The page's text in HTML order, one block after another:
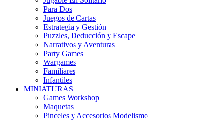
Para Dos
Juegos de Cartas
Estrategia y Gestión
Puzzles, Deducción y Escape
Narrativos y Aventuras
Party Games
Wargames
Familiares
Infantiles
MINIATURAS
Games Workshop
Maquetas
Pinceles y Accesorios Modelismo